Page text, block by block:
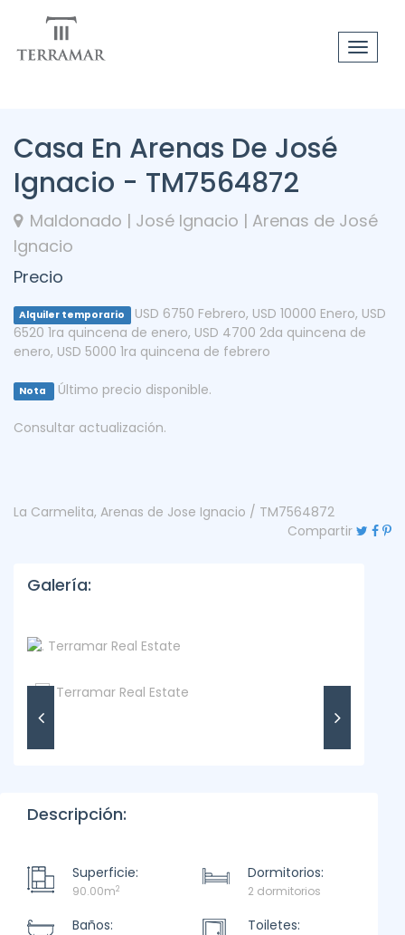
Toggle
Casa En Arenas De José
Ignacio - TM7564872
Maldonado | José Ignacio | Arenas de José
Ignacio
Precio
Alquiler temporario USD 6750 Febrero, USD 10000 Enero, USD
6520 1ra quincena de enero, USD 4700 2da quincena de
enero, USD 5000 1ra quincena de febrero
Nota Último precio disponible.
Consultar actualización.
La Carmelita, Arenas de Jose Ignacio / TM7564872
Compartir
Galería:
Descripción:
Superficie:
90.00m2
Dormitorios:
2 dormitorios
Baños: Toiletes: